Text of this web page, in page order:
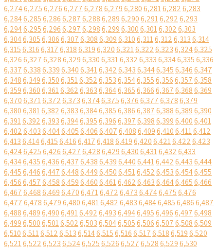
6,2746,2756,2766,2776,2786,2796,2806,2816,2826,283
6,2846,2856,2866,2876,2886,2896,2906,2916,2926,293
6,2946,2956,2966,2976,2986,2996,3006,3016,3026,303
6,3046,3056,3066,3076,3086,3096,3106,3116,3126,3136,314
6,3156,3166,3176,3186,3196,3206,3216,3226,3236,3246,325
6,3266,3276,3286,3296,3306,3316,3326,3336,3346,3356,336
6,3376,3386,3396,3406,3416,3426,3436,3446,3456,3466,347
6,3486,3496,3506,3516,3526,3536,3546,3556,3566,3576,358
6,3596,3606,3616,3626,3636,3646,3656,3666,3676,3686,369
6,3706,3716,3726,3736,3746,3756,3766,3776,3786,379
6,3806,3816,3826,3836,3846,3856,3866,3876,3886,3896,390
6,3916,3926,3936,3946,3956,3966,3976,3986,3996,4006,401
6,4026,4036,4046,4056,4066,4076,4086,4096,4106,4116,412
6,4136,4146,4156,4166,4176,4186,4196,4206,4216,4226,423
6,4246,4256,4266,4276,4286,4296,4306,4316,4326,433
6,4346,4356,4366,4376,4386,4396,4406,4416,4426,4436,444
6,4456,4466,4476,4486,4496,4506,4516,4526,4536,4546,455
6,4566,4576,4586,4596,4606,4616,4626,4636,4646,4656,466
6,4676,4686,4696,4706,4716,4726,4736,4746,4756,476
6,4776,4786,4796,4806,4816,4826,4836,4846,4856,4866,487
6,4886,4896,4906,4916,4926,4936,4946,4956,4966,4976,498
6,4996,5006,5016,5026,5036,5046,5056,5066,5076,5086,509
6,5106,5116,5126,5136,5146,5156,5166,5176,5186,5196,520
6,5216,5226,5236,5246,5256,5266,5276,5286,5296,530